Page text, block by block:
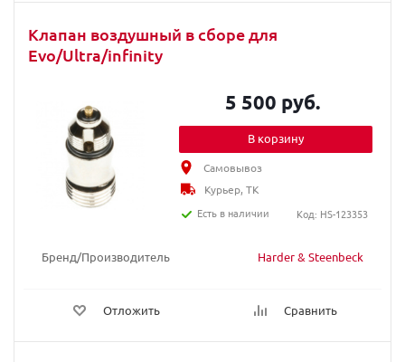
Клапан воздушный в сборе для
Evo/Ultra/infinity
Бренд/Производитель Harder & Steenbeck
Отложить Сравнить
5 500 руб.
В корзину
Самовывоз
Курьер, ТК
Есть в наличии
Код: HS-123353